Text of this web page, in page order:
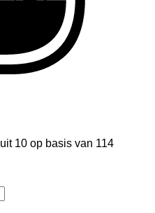
uit 10 op basis van 114